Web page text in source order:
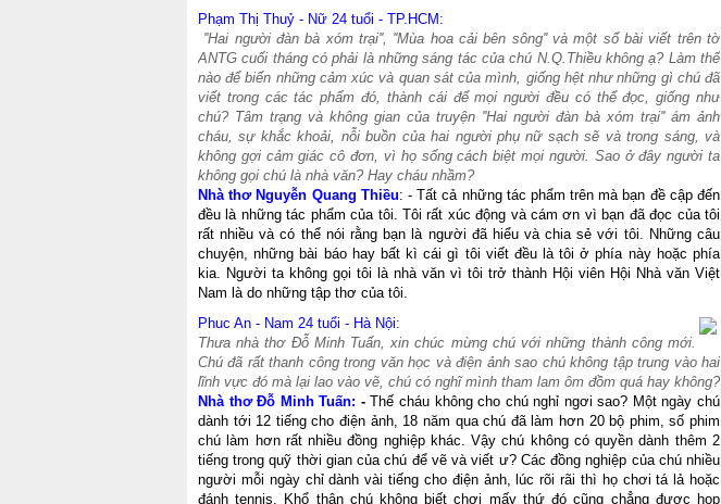
Phạm Thị Thuỷ - Nữ 24 tuổi - TP.HCM:
''Hai người đàn bà xóm trại'', ''Mùa hoa cải bên sông'' và một số bài viết trên tờ
ANTG cuối tháng có phải là những sáng tác của chú N.Q.Thiều không ạ? Làm thế
nào để biến những cảm xúc và quan sát của mình, giống hệt như những gì chú đã
viết trong các tác phẩm đó, thành cái để mọi người đều có thể đọc, giống như
chú? Tâm trạng và không gian của truyện ''Hai người đàn bà xóm trại'' ám ảnh
cháu, sự khắc khoải, nỗi buồn của hai người phụ nữ sạch sẽ và trong sáng, và
không gợi cảm giác cô đơn, vì họ sống cách biệt mọi người. Sao ở đây người ta
không gọi chú là nhà văn? Hay cháu nhầm?
Nhà thơ Nguyễn Quang Thiều: - Tất cả những tác phẩm trên mà bạn đề cập đến
đều là những tác phẩm của tôi. Tôi rất xúc động và cám ơn vì bạn đã đọc của tôi
rất nhiều và có thể nói rằng bạn là người đã hiểu và chia sẻ với tôi. Những câu
chuyện, những bài báo hay bất kì cái gì tôi viết đều là tôi ở phía này hoặc phía
kia. Người ta không gọi tôi là nhà văn vì tôi trở thành Hội viên Hội Nhà văn Việt
Nam là do những tập thơ của tôi.
Phuc An - Nam 24 tuổi - Hà Nội:
Thưa nhà thơ Đỗ Minh Tuấn, xin chúc mừng chú với những thành công mới.
Chú đã rất thanh công trong văn học và điện ảnh sao chú không tập trung vào hai
lĩnh vực đó mà lại lao vào vẽ, chú có nghĩ mình tham lam ôm đồm quá hay không?
Nhà thơ Đỗ Minh Tuấn: -Thế cháu không cho chú nghỉ ngơi sao? Một ngày chú
dành tới 12 tiếng cho điện ảnh, 18 năm qua chú đã làm hơn 20 bộ phim, số phim
chú làm hơn rất nhiều đồng nghiệp khác. Vậy chú không có quyền dành thêm 2
tiếng trong quỹ thời gian của chú để vẽ và viết ư? Các đồng nghiệp của chú nhiều
người mỗi ngày chỉ dành vài tiếng cho điện ảnh, lúc rõi rãi thì họ chơi tá lả hoặc
đánh tennis. Khổ thân chú không biết chơi mấy thứ đó cũng chẳng được họp